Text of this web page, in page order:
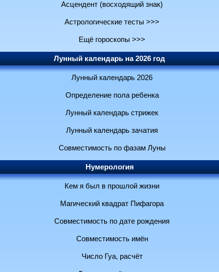
Асцендент (восходящий знак)
Астрологические тесты >>>
Ещё гороскопы >>>
Лунный календарь на 2026 год
Лунный календарь 2026
Определение пола ребенка
Лунный календарь стрижек
Лунный календарь зачатия
Совместимость по фазам Луны
Нумерология
Кем я был в прошлой жизни
Магический квадрат Пифагора
Совместимость по дате рождения
Совместимость имён
Число Гуа, расчёт